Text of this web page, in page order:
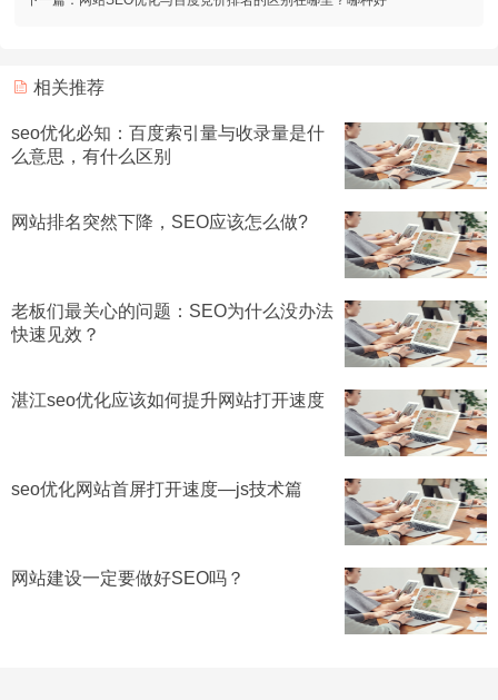
相关推荐
seo优化必知：百度索引量与收录量是什
么意思，有什么区别
网站排名突然下降，SEO应该怎么做?
老板们最关心的问题：SEO为什么没办法
快速见效？
湛江seo优化应该如何提升网站打开速度
seo优化网站首屏打开速度—js技术篇
网站建设一定要做好SEO吗？